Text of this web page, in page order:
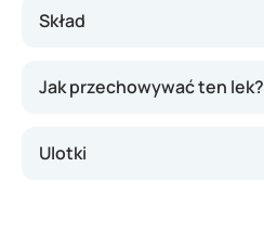
Skład
Jak przechowywać ten lek?
Ulotki